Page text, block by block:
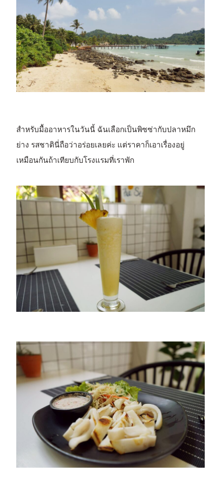
สำหรับมื้ออาหารในวันนี้ ฉันเลือกเป็นพิซซ่ากับปลาหมึก
ย่าง รสชาตินี่ถือว่าอร่อยเลยค่ะ แต่ราคาก็เอาเรื่องอยู่
เหมือนกันถ้าเทียบกับโรงแรมที่เราพัก